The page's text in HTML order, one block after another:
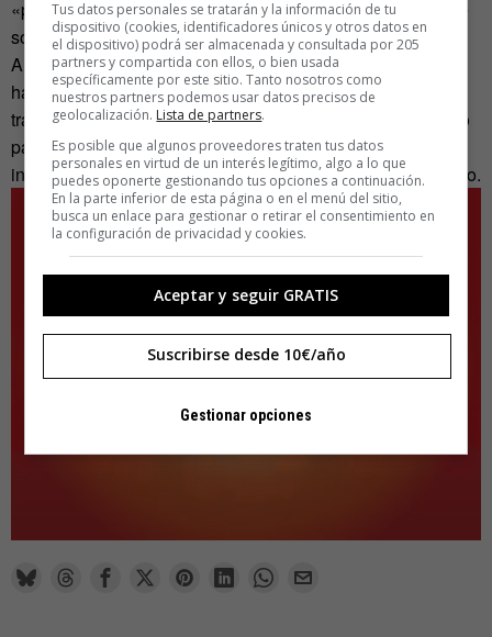
«pero solo utilizamos los estereotipos positivos por los que
somos reconocidos en muchos países extranjeros».
Amigo Jump es un título en español con pretensiones de
hacerse conocido en todo el mundo. «México tiene mucha
tradición exportable. ¿Por qué no utilizamos eso en México
para introducirnos en los nuevos mercados digitales
internacionales?», reta Rodríguez a compañeros del gremio.
Tus datos personales se tratarán y la información de tu
dispositivo (cookies, identificadores únicos y otros datos en
el dispositivo) podrá ser almacenada y consultada por 205
partners y compartida con ellos, o bien usada
específicamente por este sitio. Tanto nosotros como
nuestros partners podemos usar datos precisos de
geolocalización. Lista de partners.
Es posible que algunos proveedores traten tus datos
personales en virtud de un interés legítimo, algo a lo que
puedes oponerte gestionando tus opciones a continuación.
En la parte inferior de esta página o en el menú del sitio,
busca un enlace para gestionar o retirar el consentimiento en
la configuración de privacidad y cookies.
Aceptar y seguir GRATIS
Suscribirse desde 10€/año
Gestionar opciones